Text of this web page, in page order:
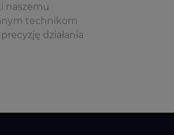
naszemu
technikom
działania